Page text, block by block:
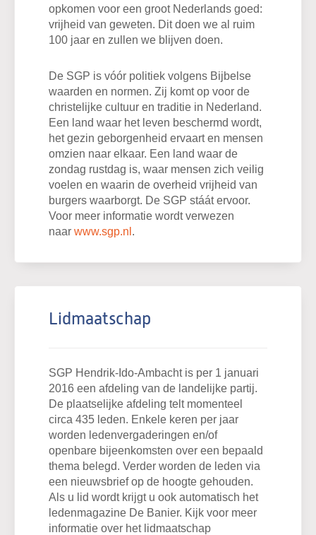
opkomen voor een groot Nederlands goed:
vrijheid van geweten. Dit doen we al ruim
100 jaar en zullen we blijven doen.
De SGP is vóór politiek volgens Bijbelse
waarden en normen. Zij komt op voor de
christelijke cultuur en traditie in Nederland.
Een land waar het leven beschermd wordt,
het gezin geborgenheid ervaart en mensen
omzien naar elkaar. Een land waar de
zondag rustdag is, waar mensen zich veilig
voelen en waarin de overheid vrijheid van
burgers waarborgt. De SGP stáát ervoor.
Voor meer informatie wordt verwezen
naar www.sgp.nl .
Lidmaatschap
SGP Hendrik-Ido-Ambacht is per 1 januari
2016 een afdeling van de landelijke partij.
De plaatselijke afdeling telt momenteel
circa 435 leden. Enkele keren per jaar
worden ledenvergaderingen en/of
openbare bijeenkomsten over een bepaald
thema belegd. Verder worden de leden via
een nieuwsbrief op de hoogte gehouden.
Als u lid wordt krijgt u ook automatisch het
ledenmagazine De Banier. Kijk voor meer
informatie over het lidmaatschap